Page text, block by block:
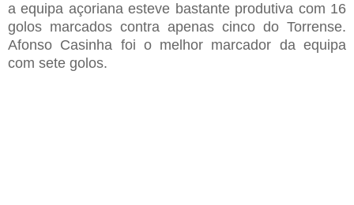
a equipa açoriana esteve bastante produtiva com 16
golos marcados contra apenas cinco do Torrense.
Afonso Casinha foi o melhor marcador da equipa
com sete golos.